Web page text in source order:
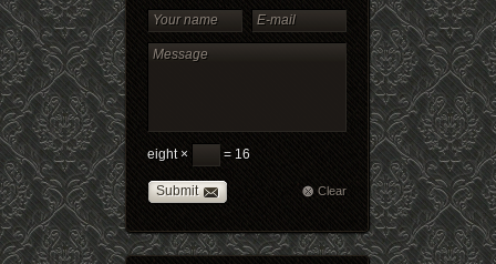
eight × = 16
Submit Clear